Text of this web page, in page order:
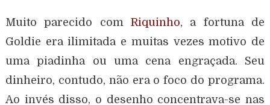
Muito parecido com Riquinho, a fortuna de
Goldie era ilimitada e muitas vezes motivo de
uma piadinha ou uma cena engraçada. Seu
dinheiro, contudo, não era o foco do programa.
Ao invés disso, o desenho concentrava-se nas